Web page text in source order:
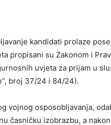
kandidati prolaze
propisani su Zakonom i
uvjeta za prijam u
broj 37/24 i 84/24).
vojnog osposobljavanja,
časničku izobrazbu, a